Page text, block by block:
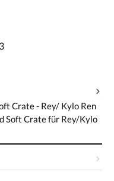
ein oder benutze die
Crate - Rey/ Kylo Ren
Soft Crate für Rey/Kylo